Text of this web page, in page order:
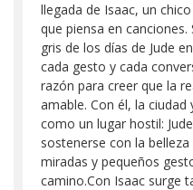
llegada de Isaac, un
que piensa en
gris de los días de Jude
cada gesto y cada
razón para creer que la
amable. Con él, la
como un lugar hostil:
sostenerse con la
miradas y pequeños
camino.Con Isaac surge